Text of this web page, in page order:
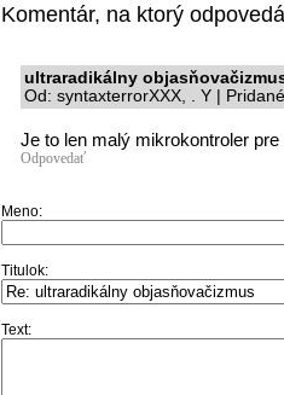
Komentár, na ktorý
ultraradikálny
Od: syntaxterrorXXX, . Y |
Je to len malý mikrokontroler
Odpovedať
Meno:
Titulok:
Text: